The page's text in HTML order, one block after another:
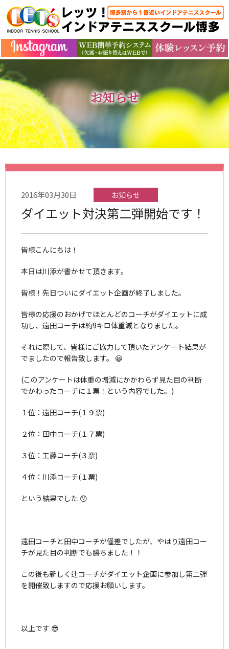
お知らせ
2016年03月30日 お知らせ
ダイエット対決第二弾開始です！
皆様こんにちは！
本日は川添が書かせて頂きます。
皆様！先日ついにダイエット企画が終了しました。
皆様の応援のおかげでほとんどのコーチがダイエットに成
功し、遠田コーチは約9キロ体重減となりました。
それに際して、皆様にご協力して頂いたアンケート結果が
でましたので報告致します。 😀
(このアンケートは体重の増減にかかわらず見た目の判断
でかわったコーチに１票！という内容でした。)
１位：遠田コーチ(１９票)
２位：田中コーチ(１７票)
３位：工藤コーチ(３票)
４位：川添コーチ(１票)
という結果でした 😯
遠田コーチと田中コーチが僅差でしたが、やはり遠田コー
チが見た目の判断でも勝ちました！！
この後も新しく辻コーチがダイエット企画に参加し第二弾
を開催致しますので応援お願いします。
以上です 😎